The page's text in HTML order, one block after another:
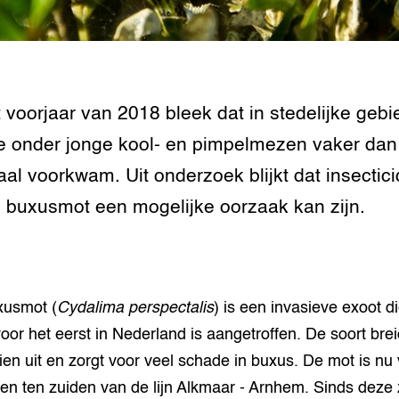
Aanpakken
Digitalisering &
en
genetische
diversiteit
voorjaar van 2018 bleek dat in stedelijke
onder jonge kool- en pimpelmezen vaker dan
voorkwam. Uit onderzoek blijkt dat
buxusmot een mogelijke oorzaak kan zijn.
(Cydalima perspectalis) is een invasieve exoot
het eerst in Nederland is aangetroffen. De soort
uit en zorgt voor veel schade in buxus. De mot is nu
ten zuiden van de lijn Alkmaar - Arnhem. Sinds deze